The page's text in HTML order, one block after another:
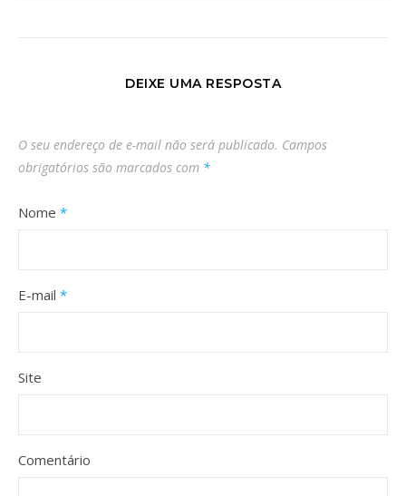
DEIXE UMA RESPOSTA
O seu endereço de e-mail não será publicado. Campos
obrigatórios são marcados com *
Nome *
E-mail *
Site
Comentário